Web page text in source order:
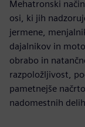
Mehatronski
osi, ki jih
jermene,
dajalnikov in
obrabo in
razpoložljivost,
pametnejše
nadomestnih